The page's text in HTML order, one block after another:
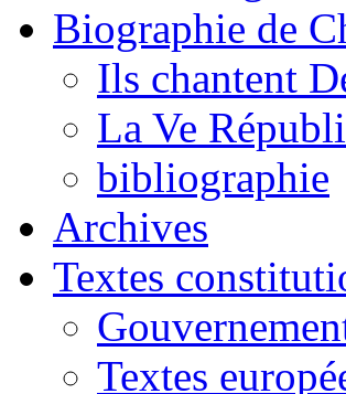
Biographie de
Ils chantent
La Ve
bibliographie
Archives
Textes
Textes